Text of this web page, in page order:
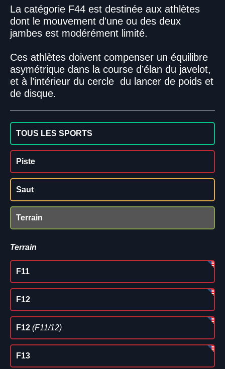
La catégorie F44 est destinée aux athlètes
dont le mouvement d'une ou des deux
jambes est modérément limité.
Ces athlètes doivent compenser un équilibre
asymétrique dans la course d’élan du javelot,
et à l’intérieur du cercle du lancer de poids et
de disque.
TOUS LES SPORTS
Piste
Saut
Terrain
Terrain
F11
F12
F12 (F11/12)
F13